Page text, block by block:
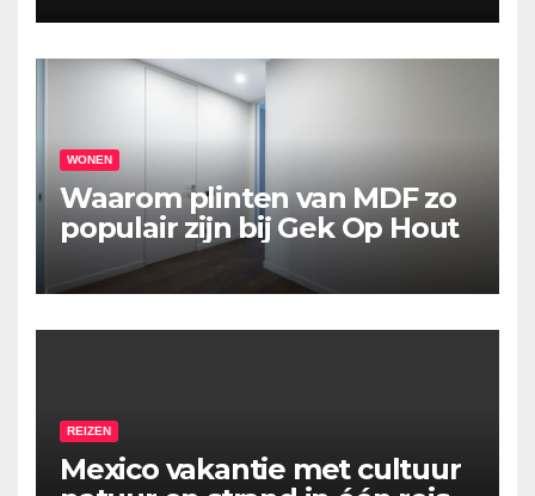
WONEN
Waarom plinten van MDF zo
populair zijn bij Gek Op Hout
REIZEN
Mexico vakantie met cultuur